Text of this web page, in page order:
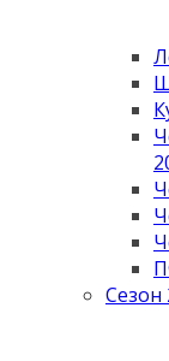
Сезон